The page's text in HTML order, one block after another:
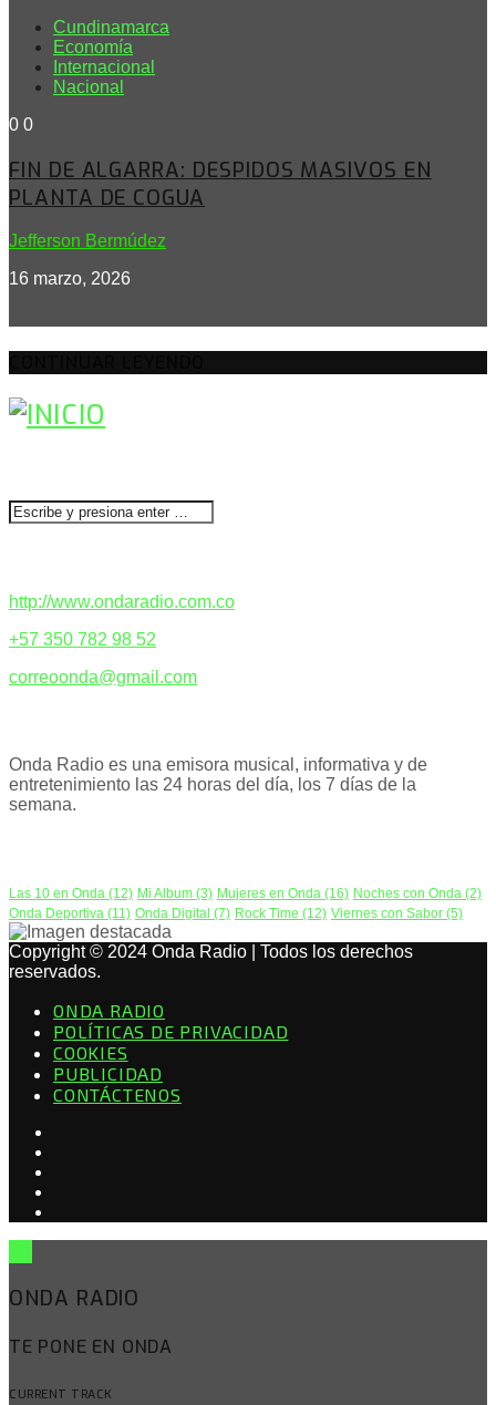
Cundinamarca
Economía
Internacional
Nacional
0 0
FIN DE ALGARRA: DESPIDOS MASIVOS EN
PLANTA DE COGUA
Jefferson Bermúdez
16 marzo, 2026
http://www.ondaradio.com.co
+57 350 782 98 52
correoonda@gmail.com
Onda Radio es una emisora musical, informativa y de
entretenimiento las 24 horas del día, los 7 días de la
semana.
Las 10 en Onda (12) Mi Album (3) Mujeres en Onda (16) Noches con Onda (2)
Onda Deportiva (11) Onda Digital (7) Rock Time (12) Viernes con Sabor (5)
Copyright © 2024 Onda Radio | Todos los derechos
reservados.
ONDA RADIO
POLÍTICAS DE PRIVACIDAD
COOKIES
PUBLICIDAD
CONTÁCTENOS
ONDA RADIO
TE PONE EN ONDA
CURRENT TRACK